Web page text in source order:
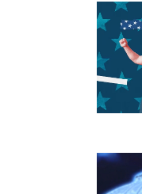
Date